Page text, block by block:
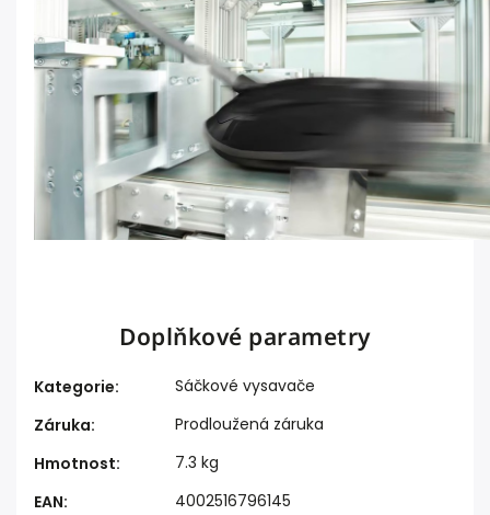
Doplňkové parametry
Kategorie:
Sáčkové vysavače
Záruka:
Prodloužená záruka
Hmotnost:
7.3 kg
EAN:
4002516796145